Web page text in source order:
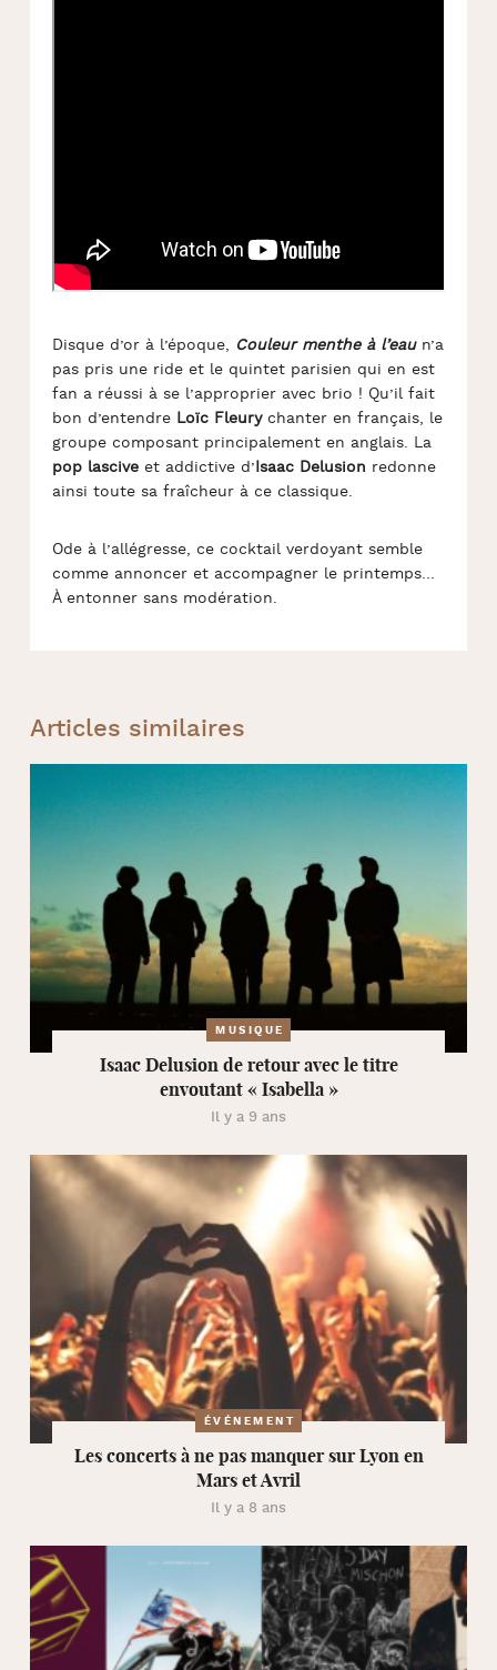
Disque d’or à l’époque, Couleur menthe à l’eaun’a
pas pris une ride et le quintet parisien qui en est
fan a réussi à se l’approprier avec brio ! Qu’il fait
bon d’entendre Loïc Fleurychanter en français, le
groupe composant principalement en anglais. La
pop lasciveet addictive d’Isaac Delusion redonne
ainsi toute sa fraîcheur à ce classique.
Ode à l’allégresse, ce cocktail verdoyant semble
comme annoncer et accompagner le printemps…
À entonner sans modération.
Articles similaires
MUSIQUE
Isaac Delusion de retour avec le titre
envoutant « Isabella »
Il y a 9 ans
ÉVÉNEMENT
Les concerts à ne pas manquer sur Lyon en
Mars et Avril
Il y a 8 ans